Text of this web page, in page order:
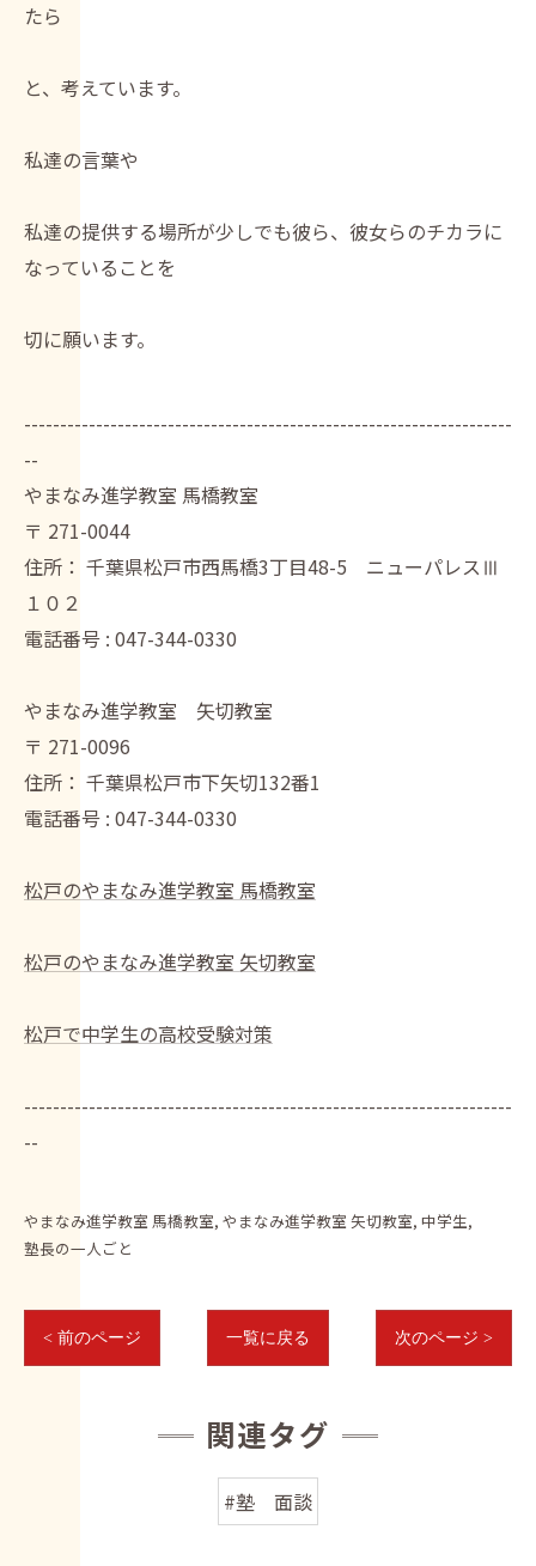
たら
と、考えています。
私達の言葉や
私達の提供する場所が少しでも彼ら、彼女らのチカラに
なっていることを
切に願います。
--------------------------------------------------------------------
--
やまなみ進学教室 馬橋教室
〒 271-0044
住所： 千葉県松戸市西馬橋3丁目48-5 ニューパレスⅢ
１０２
電話番号 : 047-344-0330
やまなみ進学教室 矢切教室
〒 271-0096
住所： 千葉県松戸市下矢切132番1
電話番号 : 047-344-0330
松戸のやまなみ進学教室 馬橋教室
松戸のやまなみ進学教室 矢切教室
松戸で中学生の高校受験対策
--------------------------------------------------------------------
--
やまなみ進学教室 馬橋教室 やまなみ進学教室 矢切教室 中学生
塾長の一人ごと
< 前のページ 一覧に戻る 次のページ >
関連タグ
#塾 面談